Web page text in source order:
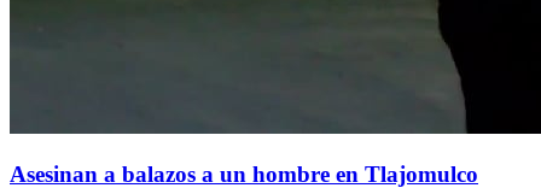
Asesinan a balazos a un hombre en Tlajomulco